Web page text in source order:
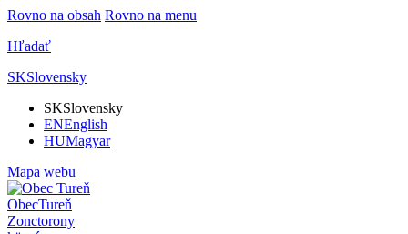
Rovno na obsah Rovno na menu
Hľadať
SKSlovensky
SKSlovensky
ENEnglish
HUMagyar
Mapa webu
ObecTureň
Zonctorony